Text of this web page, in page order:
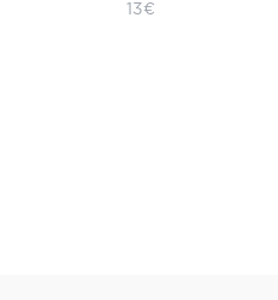
13€